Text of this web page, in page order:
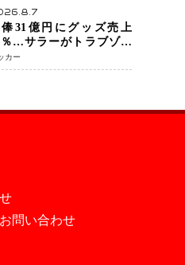
上は驚異の28連勝
31億円にグッズ売上
％…サラーがトラブゾン
ル加入 世界サッカーは
大リーグ一強」から新
カー
問い合わせ